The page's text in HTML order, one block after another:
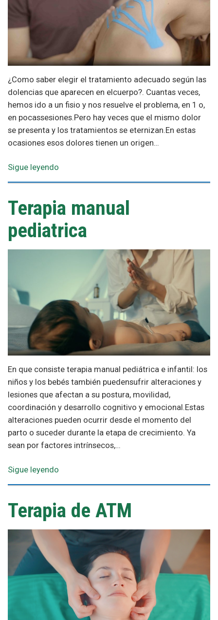
¿Como saber elegir el tratamiento adecuado según las
dolencias que aparecen en elcuerpo?. Cuantas veces,
hemos ido a un fisio y nos resuelve el problema, en 1 o,
en pocassesiones.Pero hay veces que el mismo dolor
se presenta y los tratamientos se eternizan.En estas
ocasiones esos dolores tienen un origen…
Sigue leyendo
Terapia manual
pediatrica
En que consiste terapia manual pediátrica e infantil: los
niños y los bebés también puedensufrir alteraciones y
lesiones que afectan a su postura, movilidad,
coordinación y desarrollo cognitivo y emocional.Estas
alteraciones pueden ocurrir desde el momento del
parto o suceder durante la etapa de crecimiento. Ya
sean por factores intrínsecos,…
Sigue leyendo
Terapia de ATM